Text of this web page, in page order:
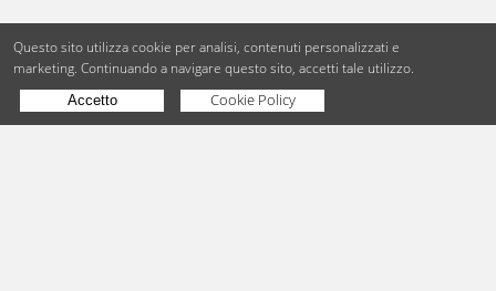
Copyright © BdueB Srl PI 07755110967 Privacy Utilizzo dei cookie
Questo sito utilizza cookie per analisi, contenuti personalizzati e
marketing. Continuando a navigare questo sito, accetti tale utilizzo.
Accetto Cookie Policy